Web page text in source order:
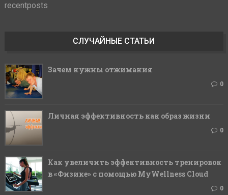
recentposts
СЛУЧАЙНЫЕ СТАТЬИ
Зачем нужны отжимания
0
Личная эффективность как образ жизни
0
Как увеличить эффективность тренировок
в «Физике» с помощью MyWellness Cloud
0